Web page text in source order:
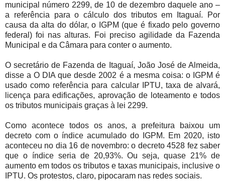
municipal número 2299, de 10 de dezembro daquele ano –
a referência para o cálculo dos tributos em Itaguaí. Por
causa da alta do dólar, o IGPM (que é fixado pelo governo
federal) foi nas alturas. Foi preciso agilidade da Fazenda
Municipal e da Câmara para conter o aumento.
O secretário de Fazenda de Itaguaí, João José de Almeida,
disse a O DIA que desde 2002 é a mesma coisa: o IGPM é
usado como referência para calcular IPTU, taxa de alvará,
licença para edificações, aprovação de loteamento e todos
os tributos municipais graças à lei 2299.
Como acontece todos os anos, a prefeitura baixou um
decreto com o índice acumulado do IGPM. Em 2020, isto
aconteceu no dia 16 de novembro: o decreto 4528 fez saber
que o índice seria de 20,93%. Ou seja, quase 21% de
aumento em todos os tributos e taxas municipais, inclusive o
IPTU. Os protestos, claro, pipocaram nas redes sociais.